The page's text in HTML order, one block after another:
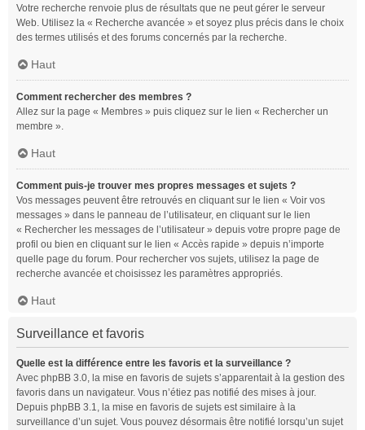
Votre recherche renvoie plus de résultats que ne peut gérer le serveur
Web. Utilisez la « Recherche avancée » et soyez plus précis dans le choix
des termes utilisés et des forums concernés par la recherche.
Haut
Comment rechercher des membres ?
Allez sur la page « Membres » puis cliquez sur le lien « Rechercher un
membre ».
Haut
Comment puis-je trouver mes propres messages et sujets ?
Vos messages peuvent être retrouvés en cliquant sur le lien « Voir vos
messages » dans le panneau de l’utilisateur, en cliquant sur le lien
« Rechercher les messages de l’utilisateur » depuis votre propre page de
profil ou bien en cliquant sur le lien « Accès rapide » depuis n’importe
quelle page du forum. Pour rechercher vos sujets, utilisez la page de
recherche avancée et choisissez les paramètres appropriés.
Haut
Surveillance et favoris
Quelle est la différence entre les favoris et la surveillance ?
Avec phpBB 3.0, la mise en favoris de sujets s’apparentait à la gestion des
favoris dans un navigateur. Vous n’étiez pas notifié des mises à jour.
Depuis phpBB 3.1, la mise en favoris de sujets est similaire à la
surveillance d’un sujet. Vous pouvez désormais être notifié lorsqu’un sujet